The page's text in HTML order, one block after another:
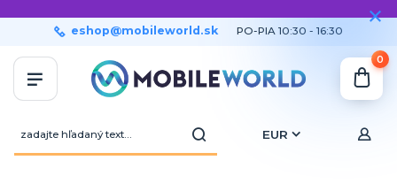
EUR
eshop@mobileworld.sk PO-PIA 10:30 - 16:30
0